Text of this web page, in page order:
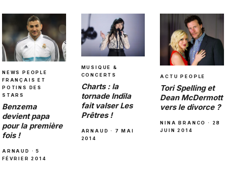
NEWS PEOPLE
FRANÇAIS ET
POTINS DES
STARS
Benzema
devient papa
pour la première
fois !
ARNAUD · 5
FÉVRIER 2014
MUSIQUE &
CONCERTS
Charts : la
tornade Indila
fait valser Les
Prêtres !
ARNAUD · 7 MAI
2014
ACTU PEOPLE
Tori Spelling et
Dean McDermott
vers le divorce ?
NINA BRANCO · 28
JUIN 2014